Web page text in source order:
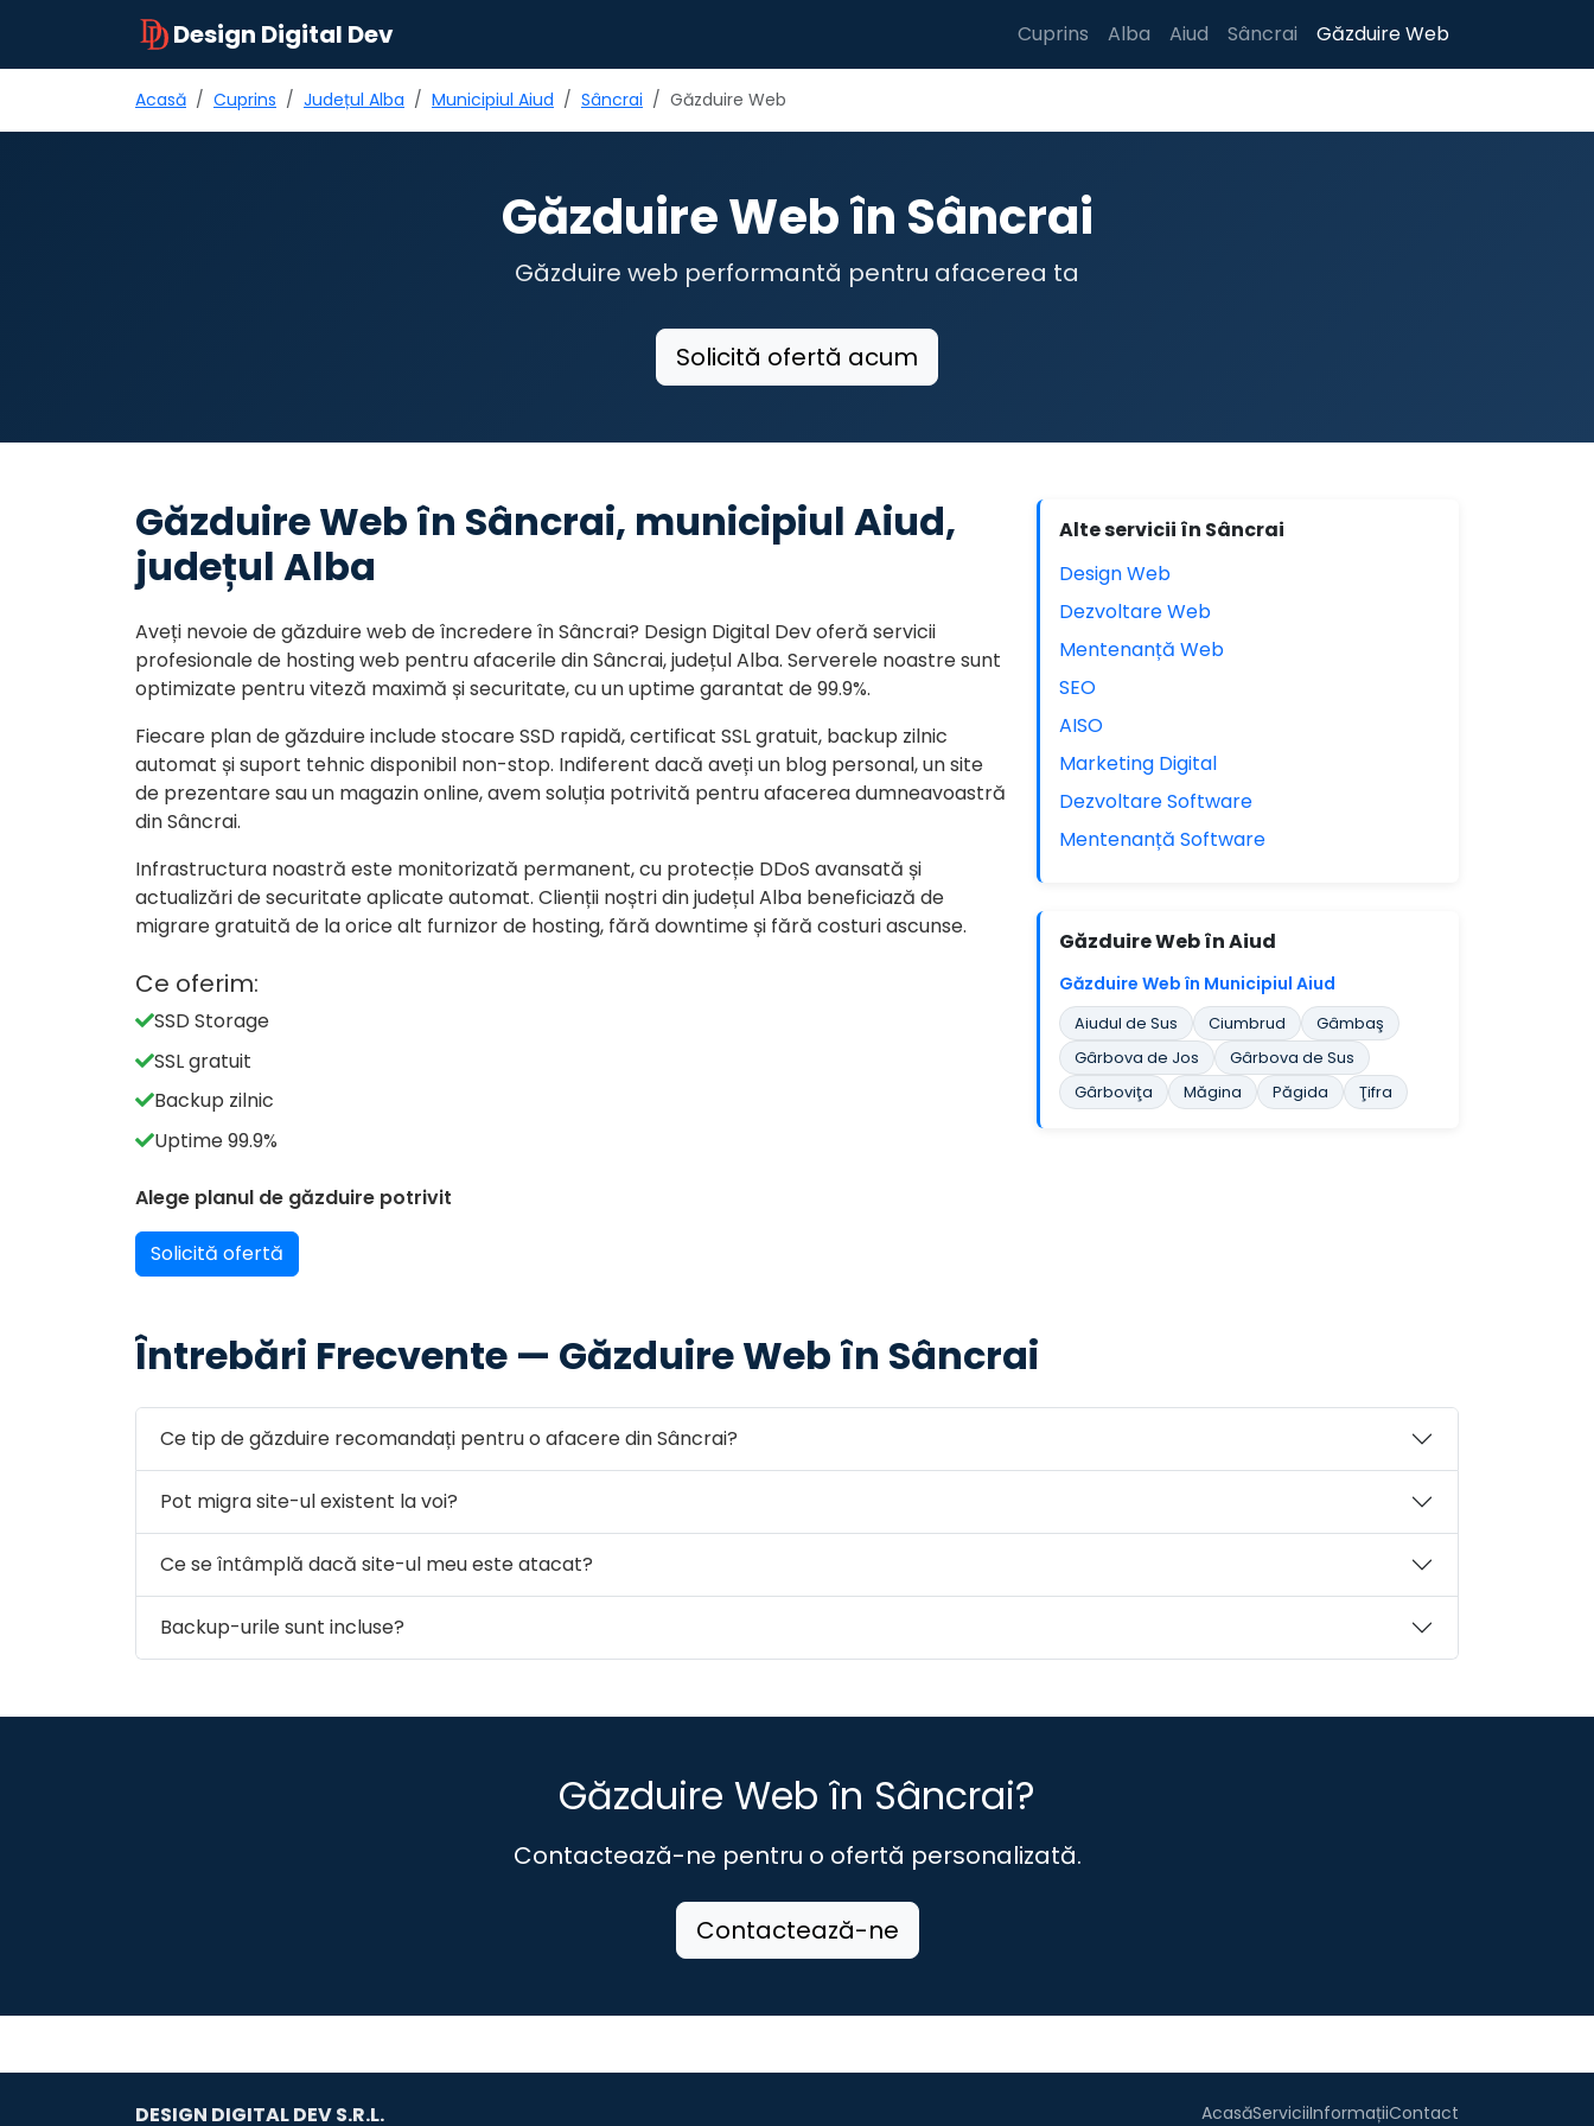
Design Digital Dev Cuprins Alba Aiud Sâncrai Găzduire Web
Acasă Cuprins Județul Alba Municipiul Aiud Sâncrai Găzduire Web
Găzduire Web în Sâncrai
Găzduire web performantă pentru afacerea ta
Solicită ofertă acum
Găzduire Web în Sâncrai, municipiul Aiud,
județul Alba
Aveți nevoie de găzduire web de încredere în Sâncrai? Design Digital Dev oferă servicii
profesionale de hosting web pentru afacerile din Sâncrai, județul Alba. Serverele noastre sunt
optimizate pentru viteză maximă și securitate, cu un uptime garantat de 99.9%.
Fiecare plan de găzduire include stocare SSD rapidă, certificat SSL gratuit, backup zilnic
automat și suport tehnic disponibil non-stop. Indiferent dacă aveți un blog personal, un site
de prezentare sau un magazin online, avem soluția potrivită pentru afacerea dumneavoastră
din Sâncrai.
Infrastructura noastră este monitorizată permanent, cu protecție DDoS avansată și
actualizări de securitate aplicate automat. Clienții noștri din județul Alba beneficiază de
migrare gratuită de la orice alt furnizor de hosting, fără downtime și fără costuri ascunse.
Ce oferim:
SSD Storage
SSL gratuit
Backup zilnic
Uptime 99.9%
Alege planul de găzduire potrivit
Solicită ofertă
Alte servicii în Sâncrai
Design Web
Dezvoltare Web
Mentenanță Web
SEO
AISO
Marketing Digital
Dezvoltare Software
Mentenanță Software
Găzduire Web în Aiud
Găzduire Web în Municipiul Aiud
Aiudul de Sus Ciumbrud
Gâmbaş
Gârbova de Jos
Gârbova de Sus
Gârboviţa
Măgina Păgida Ţifra
Întrebări Frecvente — Găzduire Web în Sâncrai
Ce tip de găzduire recomandați pentru o afacere din Sâncrai?
Pot migra site-ul existent la voi?
Ce se întâmplă dacă site-ul meu este atacat?
Backup-urile sunt incluse?
Găzduire Web în Sâncrai?
Contactează-ne pentru o ofertă personalizată.
Contactează-ne
DESIGN DIGITAL DEV S.R.L. AcasăServiciiInformațiiContact